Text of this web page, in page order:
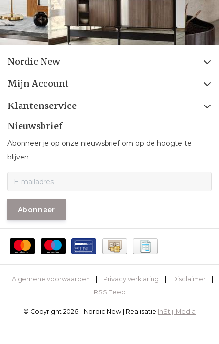
Nordic New
Mijn Account
Klantenservice
Nieuwsbrief
Abonneer je op onze nieuwsbrief om op de hoogte te
blijven.
Abonneer
Algemene voorwaarden Privacy verklaring Disclaimer
RSS Feed
© Copyright 2026 - Nordic New | Realisatie InStijl Media